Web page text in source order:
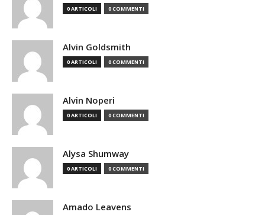
0 ARTICOLI 0 COMMENTI
Alvin Goldsmith
0 ARTICOLI 0 COMMENTI
Alvin Noperi
0 ARTICOLI 0 COMMENTI
Alysa Shumway
0 ARTICOLI 0 COMMENTI
Amado Leavens